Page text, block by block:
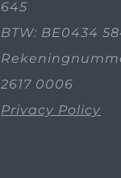
645
BTW: BE0434
2617 0006
Privacy Policy